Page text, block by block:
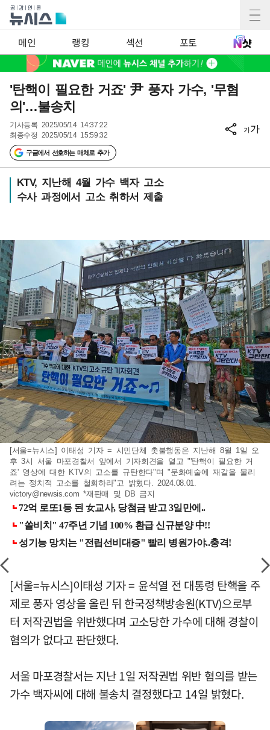
메인 랭킹 섹션 포토
'탄핵이 필요한 거죠' 尹 풍자 가수, '무혐
의'…불송치
기사등록 2025/05/14 14:37:22
최종수정 2025/05/14 15:59:32
구글에서 선호하는 매체로 추가
가가
KTV, 지난해 4월 가수 백자 고소
수사 과정에서 고소 취하서 제출
[서울=뉴시스] 이태성 기자 = 시민단체 촛불행동은 지난해 8월 1일 오
후 3시 서울 마포경찰서 앞에서 기자회견을 열고 "'탄핵이 필요한 거
죠' 영상에 대한 KTV의 고소를 규탄한다"며 "문화예술에 재갈을 물리
려는 정치적 고소를 철회하라"고 밝혔다. 2024.08.01.
victory@newsis.com *재판매 및 DB 금지
[서울=뉴시스]이태성 기자 = 윤석열 전 대통령 탄핵을 주
제로 풍자 영상을 올린 뒤 한국정책방송원(KTV)으로부
터 저작권법을 위반했다며 고소당한 가수에 대해 경찰이
혐의가 없다고 판단했다.
서울 마포경찰서는 지난 1일 저작권법 위반 혐의를 받는
가수 백자씨에 대해 불송치 결정했다고 14일 밝혔다.